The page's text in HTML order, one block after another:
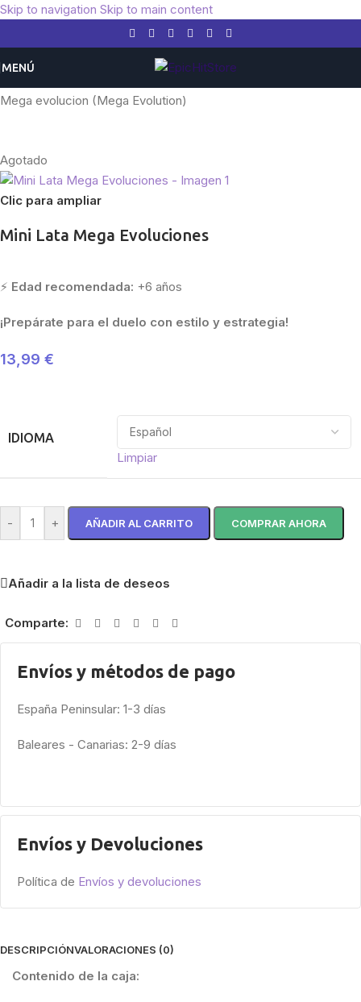
Skip to navigation Skip to main content
MENÚ
Mega evolucion (Mega Evolution)
Agotado
Clic para ampliar
Mini Lata Mega Evoluciones
⚡ Edad recomendada: +6 años
¡Prepárate para el duelo con estilo y estrategia!
13,99 €
IDIOMA
Limpiar
- + AÑADIR AL CARRITO COMPRAR AHORA
Añadir a la lista de deseos
Comparte:
Envíos y métodos de pago
España Peninsular: 1-3 días
Baleares - Canarias: 2-9 días
Envíos y Devoluciones
Política de Envíos y devoluciones
DESCRIPCIÓNVALORACIONES (0)
Contenido de la caja: